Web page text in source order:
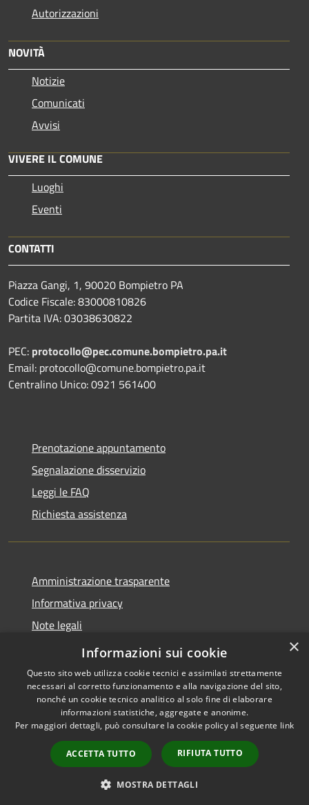
Autorizzazioni
NOVITÀ
Notizie
Comunicati
Avvisi
VIVERE IL COMUNE
Luoghi
Eventi
CONTATTI
Piazza Gangi, 1, 90020 Bompietro PA
Codice Fiscale: 83000810826
Partita IVA: 03038630822
PEC: protocollo@pec.comune.bompietro.pa.it
Email: protocollo@comune.bompietro.pa.it
Centralino Unico: 0921 561400
Prenotazione appuntamento
Segnalazione disservizio
Leggi le FAQ
Richiesta assistenza
Amministrazione trasparente
Informativa privacy
Note legali
Dichiarazione di accessibilità
Accessibilità
Copyright © 2026 • Comune di
Bompietro • Powered by
Municipium•
Accesso
redazione
×
Informazioni sui cookie
Questo sito web utilizza cookie tecnici e assimilati strettamente
necessari al corretto funzionamento e alla navigazione del sito,
nonché un cookie tecnico analitico al solo fine di elaborare
informazioni statistiche, aggregate e anonime.
Per maggiori dettagli, può consultare la cookie policy al seguente link
ACCETTA TUTTO RIFIUTA TUTTO
MOSTRA DETTAGLI